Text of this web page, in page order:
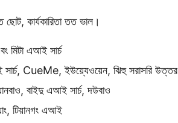
কার্যকারিতা তত ভাল।
মিটা এআই সার্চ
CueMe, ইউয়্যেওয়েন, ঝিহু সরাসরি উত্তর
বাইদু এআই সার্চ, দউবাও
টিয়ানগং এআই